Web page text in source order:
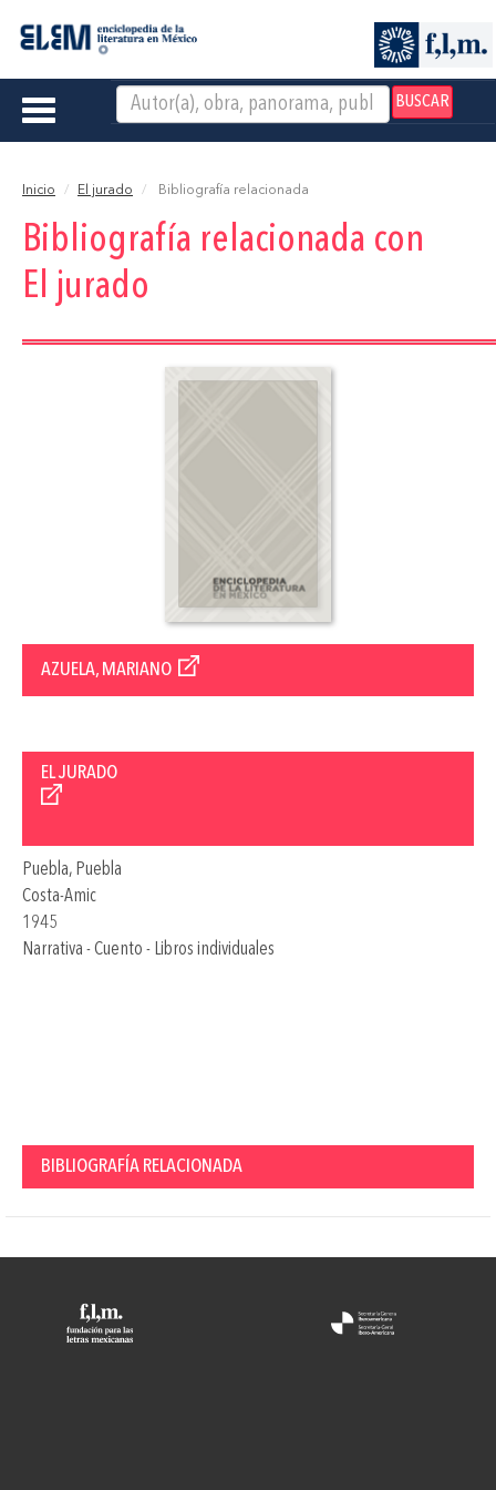
BUSCAR
Toggle
Inicio El jurado Bibliografía relacionada
Bibliografía relacionada con
El jurado
AZUELA, MARIANO
EL JURADO
Puebla, Puebla
Costa-Amic
1945
Narrativa - Cuento - Libros individuales
BIBLIOGRAFÍA RELACIONADA